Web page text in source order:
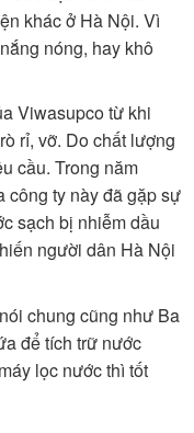
khác ở Hà Nội. Vì
nóng, hay khô
Viwasupco từ khi
rỉ, vỡ. Do chất lượng
cầu. Trong năm
công ty này đã gặp sự
sạch bị nhiễm dầu
người dân Hà Nội
chung cũng như Ba
để tích trữ nước
lọc nước thì tốt